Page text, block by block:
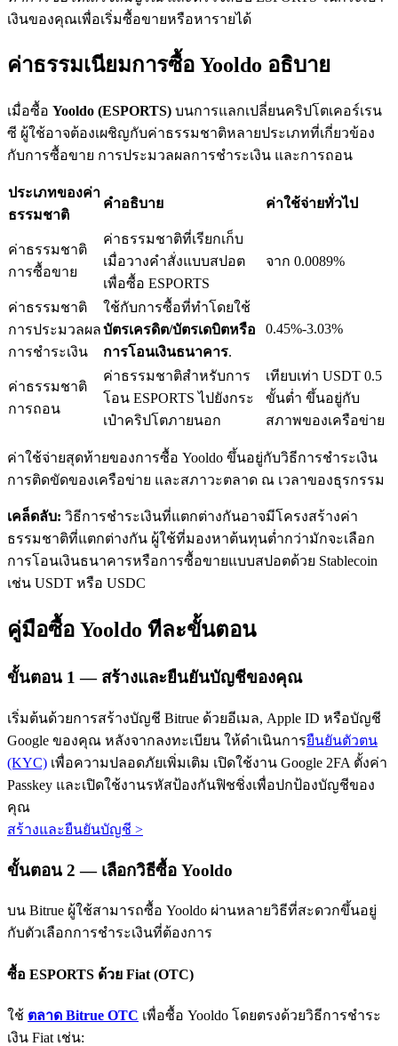
บริการยืมเงินที่ได้รับการสนับสนุนจาก Crypto
ลงทุนอัตโนมัติ
คว้าผลกำไรระยะยาวและผลประโยชน์ที่ยืดหยุ่น
เรียนรู้ Staking
เรียนรู้เกี่ยวกับการสร้างรายได้แบบพาสซีฟ
Bitrue
พันธมิตร Bitrue
มากถึง 65% คอมมิชชั่น!
เงินของคุณเพื่อเริ่มซื้อขายหรือหารายได้
ค่าธรรมเนียมการซื้อ Yooldo อธิบาย
เมื่อซื้อ Yooldo (ESPORTS) บนการแลกเปลี่ยนคริปโตเคอร์เรน
ซี ผู้ใช้อาจต้องเผชิญกับค่าธรรมชาติหลายประเภทที่เกี่ยวข้อง
กับการซื้อขาย การประมวลผลการชำระเงิน และการถอน
ประเภทของค่า
ธรรมชาติ
คำอธิบาย ค่าใช้จ่ายทั่วไป
ค่าธรรมชาติ
การซื้อขาย
ค่าธรรมชาติที่เรียกเก็บ
เมื่อวางคำสั่งแบบสปอต
เพื่อซื้อ ESPORTS
จาก 0.0089%
ค่าธรรมชาติ
การประมวลผล
การชำระเงิน
ใช้กับการซื้อที่ทำโดยใช้
บัตรเครดิต/บัตรเดบิตหรือ
การโอนเงินธนาคาร.
0.45%-3.03%
ค่าธรรมชาติ
การถอน
ค่าธรรมชาติสำหรับการ
โอน ESPORTS ไปยังกระ
เป๋าคริปโตภายนอก
เทียบเท่า USDT 0.5
ขั้นต่ำ ขึ้นอยู่กับ
สภาพของเครือข่าย
ค่าใช้จ่ายสุดท้ายของการซื้อ Yooldo ขึ้นอยู่กับวิธีการชำระเงิน
การติดขัดของเครือข่าย และสภาวะตลาด ณ เวลาของธุรกรรม
เคล็ดลับ: วิธีการชำระเงินที่แตกต่างกันอาจมีโครงสร้างค่า
ธรรมชาติที่แตกต่างกัน ผู้ใช้ที่มองหาต้นทุนต่ำกว่ามักจะเลือก
การโอนเงินธนาคารหรือการซื้อขายแบบสปอตด้วย Stablecoin
เช่น USDT หรือ USDC
คู่มือซื้อ Yooldo ทีละขั้นตอน
ขั้นตอน 1 — สร้างและยืนยันบัญชีของคุณ
เริ่มต้นด้วยการสร้างบัญชี Bitrue ด้วยอีเมล, Apple ID หรือบัญชี
Google ของคุณ หลังจากลงทะเบียน ให้ดำเนินการยืนยันตัวตน
(KYC) เพื่อความปลอดภัยเพิ่มเติม เปิดใช้งาน Google 2FA ตั้งค่า
Passkey และเปิดใช้งานรหัสป้องกันฟิชชิ่งเพื่อปกป้องบัญชีของ
คุณ
สร้างและยืนยันบัญชี >
ขั้นตอน 2 — เลือกวิธีซื้อ Yooldo
บน Bitrue ผู้ใช้สามารถซื้อ Yooldo ผ่านหลายวิธีที่สะดวกขึ้นอยู่
กับตัวเลือกการชำระเงินที่ต้องการ
ซื้อ ESPORTS ด้วย Fiat (OTC)
ใช้ ตลาด Bitrue OTC เพื่อซื้อ Yooldo โดยตรงด้วยวิธีการชำระ
เงิน Fiat เช่น: